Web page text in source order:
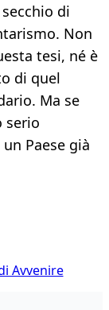
di
Non
tesi, né è
di quel
Ma se
serio
Paese già
Avvenire